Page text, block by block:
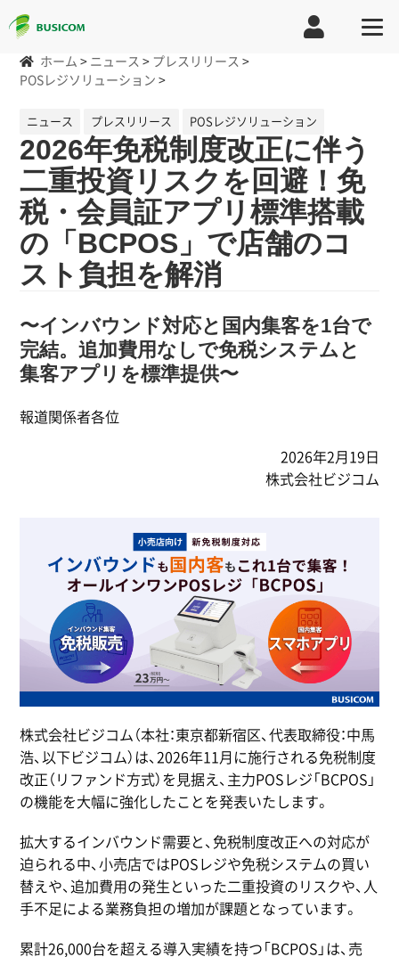
ホーム > ニュース > プレスリリース >
POSレジソリューション >
ニュース プレスリリース POSレジソリューション
2026年免税制度改正に伴う
二重投資リスクを回避！免
税・会員証アプリ標準搭載
の「BCPOS」で店舗のコ
スト負担を解消
〜インバウンド対応と国内集客を1台で
完結。追加費用なしで免税システムと
集客アプリを標準提供〜
報道関係者各位
2026年2月19日
株式会社ビジコム
株式会社ビジコム（本社：東京都新宿区、代表取締役：中馬
浩、以下ビジコム）は、2026年11月に施行される免税制度
改正（リファンド方式）を見据え、主力POSレジ「BCPOS」
の機能を大幅に強化したことを発表いたします。
拡大するインバウンド需要と、免税制度改正への対応が
迫られる中、小売店ではPOSレジや免税システムの買い
替えや、追加費用の発生といった二重投資のリスクや、人
手不足による業務負担の増加が課題となっています。
累計26,000台を超える導入実績を持つ「BCPOS」は、売